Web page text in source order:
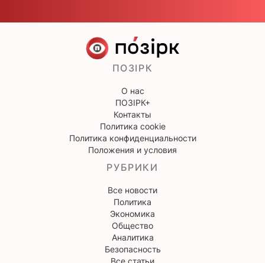
ПОЗІРК
О нас
ПОЗІРК+
Контакты
Политика cookie
Политика конфиденциальности
Положения и условия
РУБРИКИ
Все новости
Политика
Экономика
Общество
Аналитика
Безопасность
Все статьи